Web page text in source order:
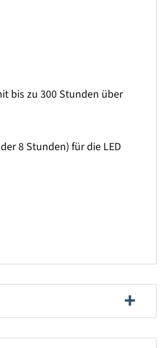
bis zu 300 Stunden über
8 Stunden) für die LED